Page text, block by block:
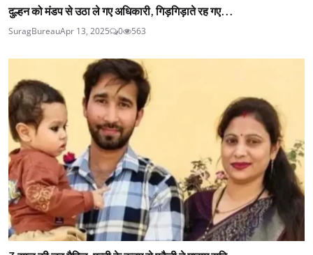
दुल्हन को मंडप से उठा ले गए अधिकारी, गिड़गिड़ाते रह गए...
SuragBureauApr 13, 2025 0 563